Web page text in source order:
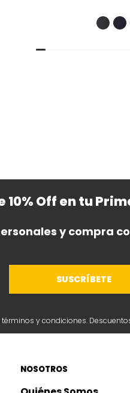
10% Off en tu
y compra
SUSCRÍBETE
y condiciones.
NOSOTROS